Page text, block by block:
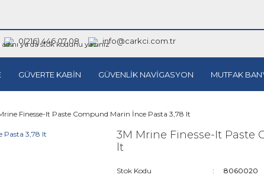
0(216) 446 07 08 info@carkci.com.tr
GÜVERTE KABİN GÜVENLİK NAVİGASYON MUTFAK
Finesse-It Paste Compund Marin İnce Pasta 3,78 lt
3M Mrine Finesse-It Paste
lt
Stok Kodu
8060020